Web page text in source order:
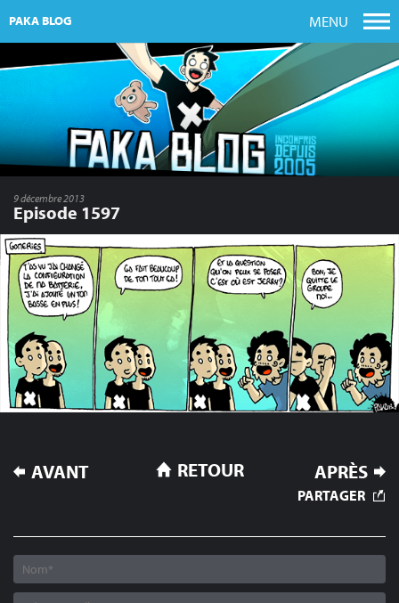
PAKA BLOG MENU
9 décembre 2013
Episode 1597
NAVIGATION
DE
AVANT APRÈS
RETOUR
PARTAGER